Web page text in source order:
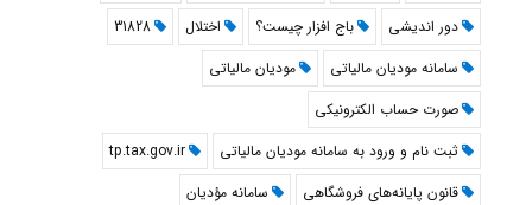
دور اندیشی
باج افزار چیست؟ اختلال
31828
سامانه مودیان مالیاتی
مودیان مالیاتی
صورت حساب الکترونیکی
ثبت نام و ورود به سامانه مودیان مالیاتی
tp.tax.gov.ir
قانون پایانه‌های فروشگاهی
سامانه مؤدیان